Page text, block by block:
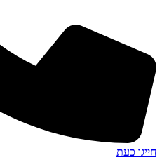
חייגו כעת